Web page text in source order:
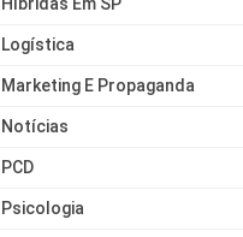
Logística
Marketing E Propaganda
Notícias
PCD
Psicologia